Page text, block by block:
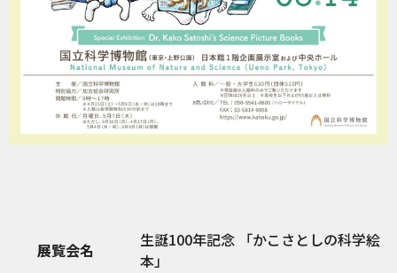
展覧会名
生誕100年記念 「かこさとしの科学絵
本」